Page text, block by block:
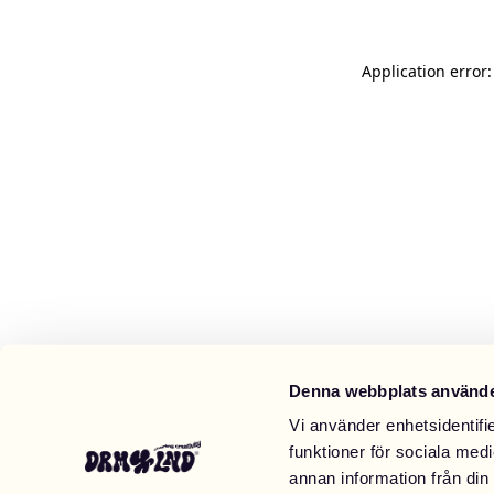
Denna webbplats
Vi använder
funktioner för sociala
annan information från
Application